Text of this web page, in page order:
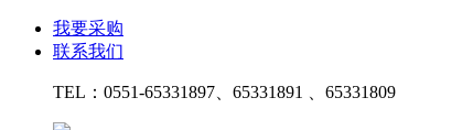
我要采购
联系我们
TEL： 0551-65331897、65331891 、65331809